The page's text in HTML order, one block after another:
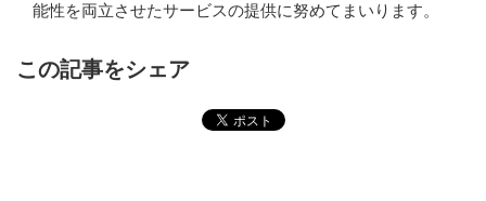
能性を両立させたサービスの提供に努めてまいります。
この記事をシェア